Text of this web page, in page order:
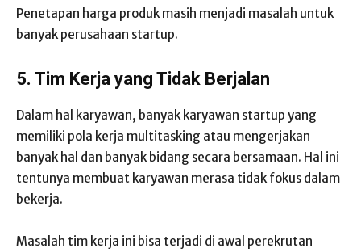
Penetapan harga produk masih menjadi masalah untuk
banyak perusahaan startup.
5. Tim Kerja yang Tidak Berjalan
Dalam hal karyawan, banyak karyawan startup yang
memiliki pola kerja multitasking atau mengerjakan
banyak hal dan banyak bidang secara bersamaan. Hal ini
tentunya membuat karyawan merasa tidak fokus dalam
bekerja.
Masalah tim kerja ini bisa terjadi di awal perekrutan